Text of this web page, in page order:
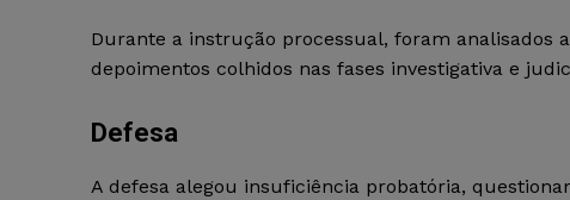
Durante a instrução processual, foram analisados
depoimentos colhidos nas fases investigativa e
Defesa
A defesa alegou insuficiência probatória,